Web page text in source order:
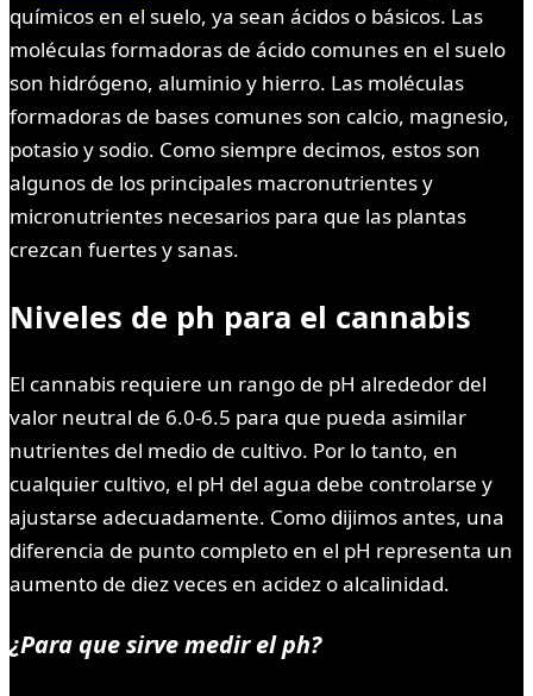
químicos en el suelo, ya sean ácidos o básicos. Las
moléculas formadoras de ácido comunes en el suelo
son hidrógeno, aluminio y hierro. Las moléculas
formadoras de bases comunes son calcio, magnesio,
potasio y sodio. Como siempre decimos, estos son
algunos de los principales macronutrientes y
micronutrientes necesarios para que las plantas
crezcan fuertes y sanas.
Niveles de ph para el cannabis
El cannabis requiere un rango de pH alrededor del
valor neutral de 6.0-6.5 para que pueda asimilar
nutrientes del medio de cultivo. Por lo tanto, en
cualquier cultivo, el pH del agua debe controlarse y
ajustarse adecuadamente. Como dijimos antes, una
diferencia de punto completo en el pH representa un
aumento de diez veces en acidez o alcalinidad.
¿Para que sirve medir el ph?